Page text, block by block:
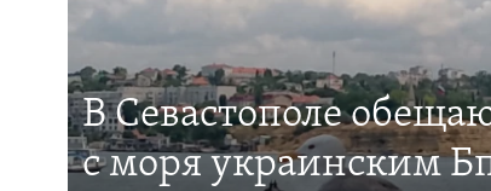
В Севастополе
с моря украинским